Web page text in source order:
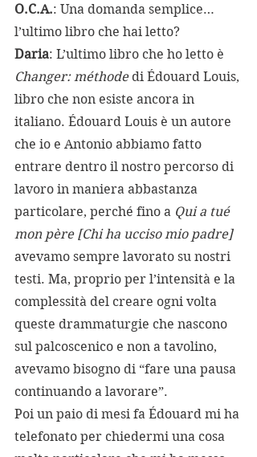
O.C.A.: Una domanda semplice…
l’ultimo libro che hai letto?
Daria: L’ultimo libro che ho letto è
Changer: méthode di Édouard Louis,
libro che non esiste ancora in
italiano. Édouard Louis è un autore
che io e Antonio abbiamo fatto
entrare dentro il nostro percorso di
lavoro in maniera abbastanza
particolare, perché fino a Qui a tué
mon père [Chi ha ucciso mio padre]
avevamo sempre lavorato su nostri
testi. Ma, proprio per l’intensità e la
complessità del creare ogni volta
queste drammaturgie che nascono
sul palcoscenico e non a tavolino,
avevamo bisogno di “fare una pausa
continuando a lavorare”.
Poi un paio di mesi fa Édouard mi ha
telefonato per chiedermi una cosa